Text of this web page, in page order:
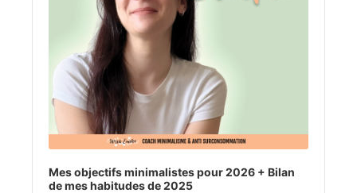
Mes objectifs minimalistes pour 2026 + Bilan
de mes habitudes de 2025